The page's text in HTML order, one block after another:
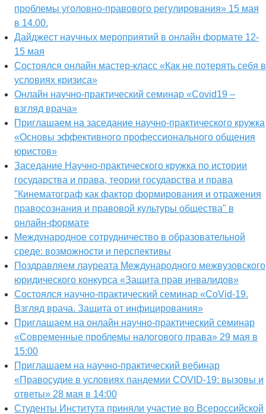
проблемы уголовно-правового регулирования» 15 мая
в 14.00.
Дайджест научных мероприятий в онлайн формате 12-
15 мая
Состоялся онлайн мастер-класс «Как не потерять себя в
условиях кризиса»
Онлайн научно-практический семинар «Covid19 –
взгляд врача»
Приглашаем на заседание научно-практического кружка
«Основы эффективного профессионального общения
юристов»
Заседание Научно-практического кружка по истории
государства и права, теории государства и права
"Кинематограф как фактор формирования и отражения
правосознания и правовой культуры общества" в
онлайн-формате
Международное сотрудничество в образовательной
среде: возможности и перспективы
Поздравляем лауреата Международного межвузовского
юридического конкурса «Защита прав инвалидов»
Состоялся научно-практический семинар «CoVid-19.
Взгляд врача. Защита от инфицирования»
Приглашаем на онлайн научно-практический семинар
«Современные проблемы налогового права» 29 мая в
15:00
Приглашаем на научно-практический вебинар
«Правосудие в условиях пандемии COVID-19: вызовы и
ответы» 28 мая в 14:00
Студенты Института приняли участие во Всероссийской